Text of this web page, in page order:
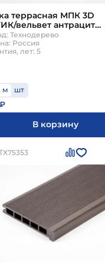
фасадов,
в
террасная МПК 3D
вельвет антрацит
Технодерево
Технодерево
Россия
лет: 5
м шт
₽
В корзину